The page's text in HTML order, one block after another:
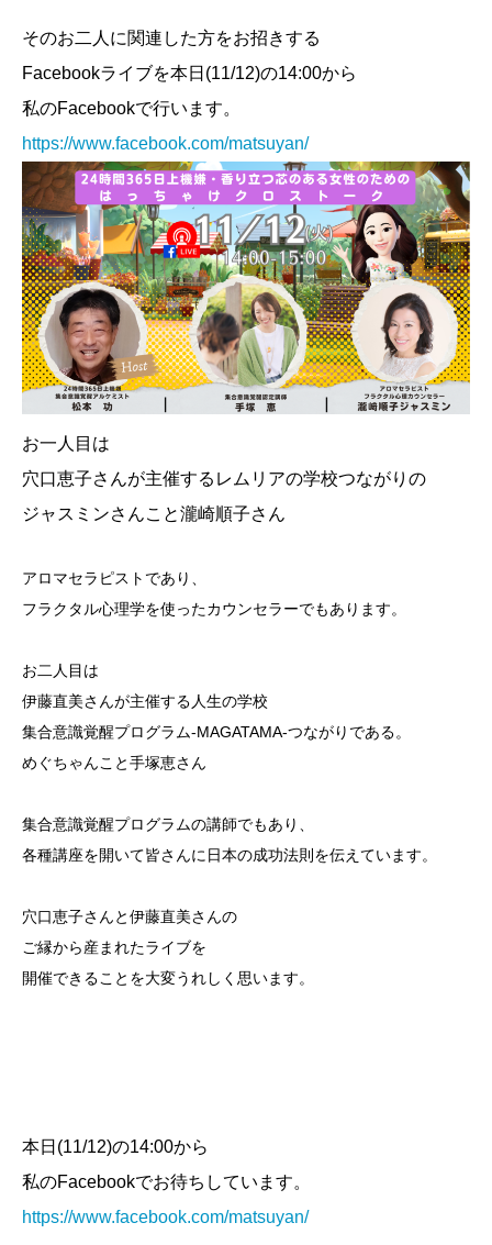
そのお二人に関連した方をお招きする
Facebookライブを本日(11/12)の14:00から
私のFacebookで行います。
https://www.facebook.com/matsuyan/
お一人目は
穴口恵子さんが主催するレムリアの学校つながりの
ジャスミンさんこと瀧崎順子さん
アロマセラピストであり、
フラクタル心理学を使ったカウンセラーでもあります。
お二人目は
伊藤直美さんが主催する人生の学校
集合意識覚醒プログラム-MAGATAMA-つながりである。
めぐちゃんこと手塚恵さん
集合意識覚醒プログラムの講師でもあり、
各種講座を開いて皆さんに日本の成功法則を伝えています。
穴口恵子さんと伊藤直美さんの
ご縁から産まれたライブを
開催できることを大変うれしく思います。
本日(11/12)の14:00から
私のFacebookでお待ちしています。
https://www.facebook.com/matsuyan/